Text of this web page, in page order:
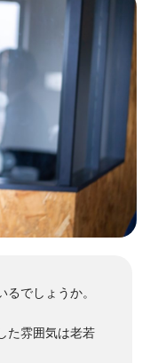
でしょうか。
た雰囲気は老若